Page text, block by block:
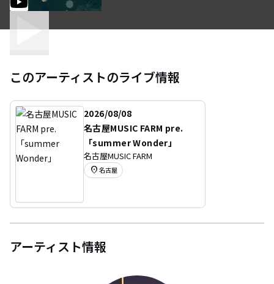
このアーティストのライブ情報
2026/08/08
名古屋MUSIC FARM pre.
「summer Wonder」
名古屋MUSIC FARM
location_on 名古屋
アーティスト情報